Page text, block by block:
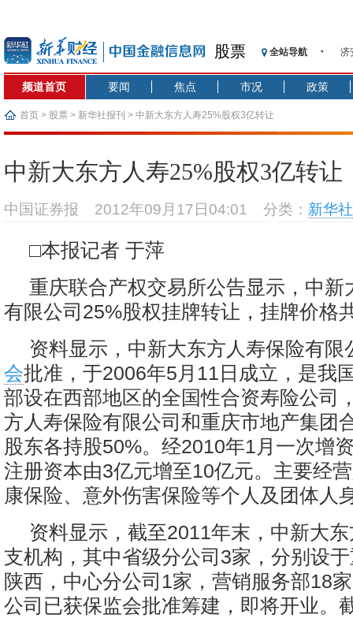
股票 全站导航
济
【
济
基
频道首页 要闻 焦点 市况 政策
首页 > 股票 > 新华社报刊 > 中新大东方人寿25%股权3亿转让
中新大东方人寿25%股权3亿转让
中国证券报 2012年09月17日04:01 分类： 新华
□本报记者 于萍
重庆联合产权交易所公告显示，中新
有限公司25%股权挂牌转让，挂牌价格
资料显示，中新大东方人寿保险有限
会批准，于2006年5月11日成立，是我
部设在西部地区的全国性合资寿险公司
方人寿保险有限公司和重庆市地产集团
股东各持股50%。经2010年1月一次增
注册资本由3亿元增至10亿元。主要经
康保险、意外伤害保险等个人及团体人
资料显示，截至2011年末，中新大
支机构，其中省级分公司3家，分别设
陕西，中心分公司1家，营销服务部18
公司已获保监会批准筹建，即将开业。